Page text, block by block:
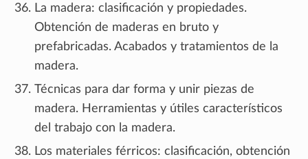
La madera: clasificación y propiedades.
Obtención de maderas en bruto y
prefabricadas. Acabados y tratamientos de la
madera.
Técnicas para dar forma y unir piezas de
madera. Herramientas y útiles característicos
del trabajo con la madera.
Los materiales férricos: clasificación, obtención